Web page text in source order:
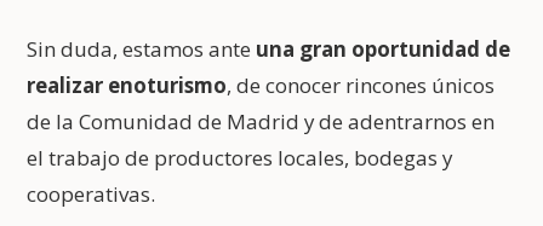
Sin duda, estamos ante una gran oportunidad de
realizar enoturismo, de conocer rincones únicos
de la Comunidad de Madrid y de adentrarnos en
el trabajo de productores locales, bodegas y
cooperativas.